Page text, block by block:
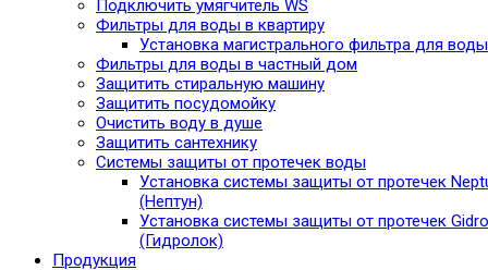
Подключить умягчитель WS
Фильтры для воды в квартиру
Установка магистрального фильтра для воды
Фильтры для воды в частный дом
Защитить стиральную машину
Защитить посудомойку
Очистить воду в душе
Защитить сантехнику
Системы защиты от протечек воды
Установка системы защиты от протечек
(Нептун)
Установка системы защиты от протечек
(Гидролок)
Продукция